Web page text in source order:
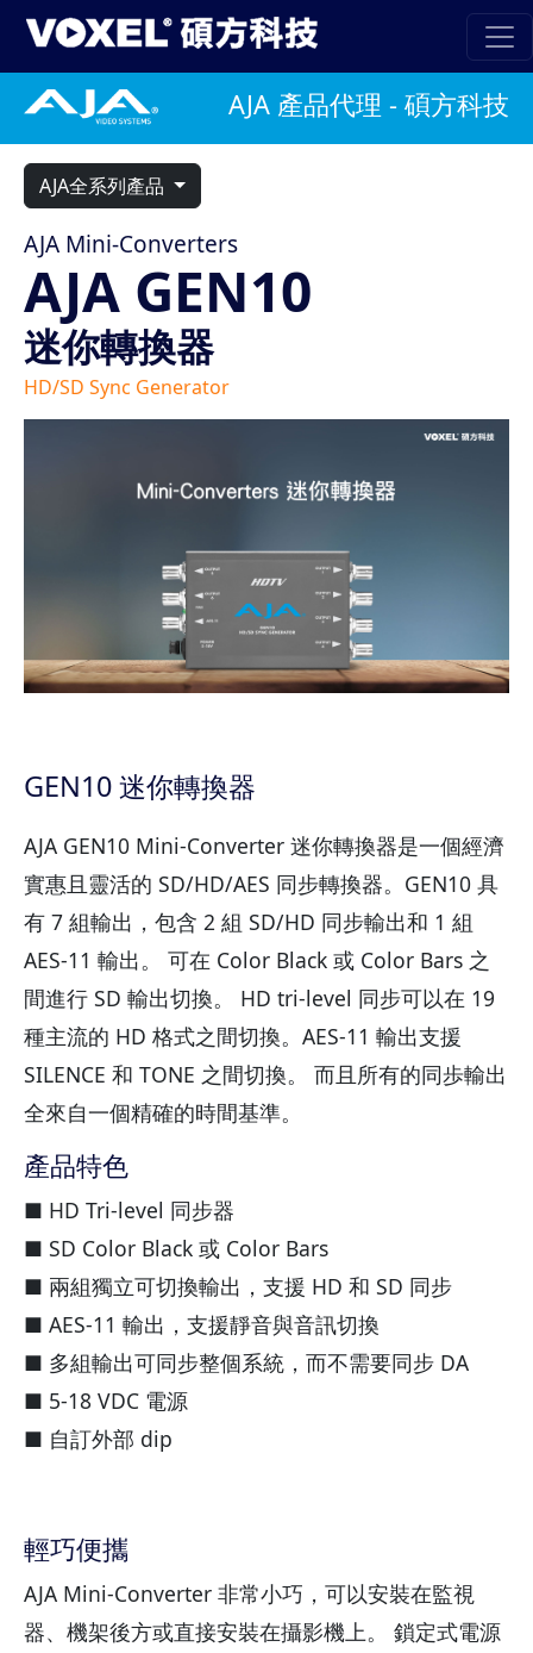
AJA 產品代理 - 碩方科技
AJA全系列產品
AJA Mini-Converters
AJA GEN10
迷你轉換器
HD/SD Sync Generator
GEN10 迷你轉換器
AJA GEN10 Mini-Converter 迷你轉換器是一個經濟
實惠且靈活的 SD/HD/AES 同步轉換器。GEN10 具
有 7 組輸出，包含 2 組 SD/HD 同步輸出和 1 組
AES-11 輸出。 可在 Color Black 或 Color Bars 之
間進行 SD 輸出切換。 HD tri-level 同步可以在 19
種主流的 HD 格式之間切換。AES-11 輸出支援
SILENCE 和 TONE 之間切換。 而且所有的同歩輸出
全來自一個精確的時間基準。
產品特色
■ HD Tri-level 同步器
■ SD Color Black 或 Color Bars
■ 兩組獨立可切換輸出，支援 HD 和 SD 同步
■ AES-11 輸出，支援靜音與音訊切換
■ 多組輸出可同步整個系統，而不需要同步 DA
■ 5-18 VDC 電源
■ 自訂外部 dip
輕巧便攜
AJA Mini-Converter 非常小巧，可以安裝在監視
器、機架後方或直接安裝在攝影機上。 鎖定式電源